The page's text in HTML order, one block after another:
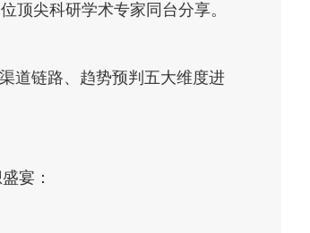
顶尖科研学术专家同台分享。
道链路、趋势预判五大维度进
宴：